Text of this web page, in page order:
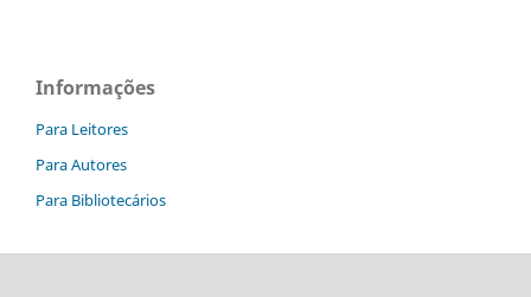
Informações
Para Leitores
Para Autores
Para Bibliotecários